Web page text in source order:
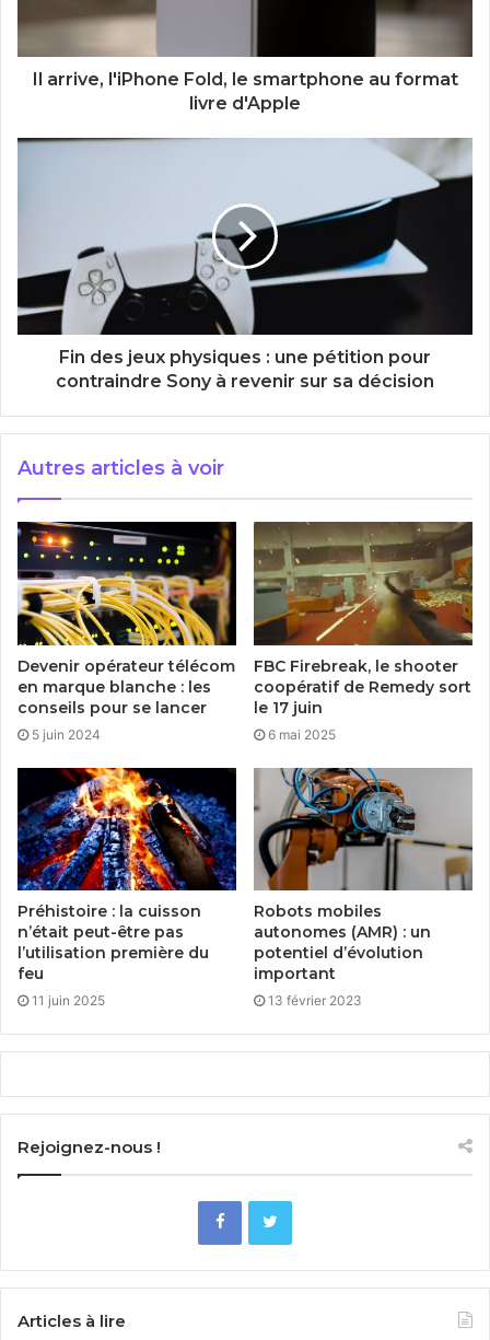
Il arrive, l'iPhone Fold, le smartphone au format
livre d'Apple
Fin des jeux physiques : une pétition pour
contraindre Sony à revenir sur sa décision
Autres articles à voir
Devenir opérateur télécom
en marque blanche : les
conseils pour se lancer
5 juin 2024
FBC Firebreak, le shooter
coopératif de Remedy sort
le 17 juin
6 mai 2025
Préhistoire : la cuisson
n’était peut-être pas
l’utilisation première du
feu
11 juin 2025
Robots mobiles
autonomes (AMR) : un
potentiel d’évolution
important
13 février 2023
Rejoignez-nous !
Articles à lire